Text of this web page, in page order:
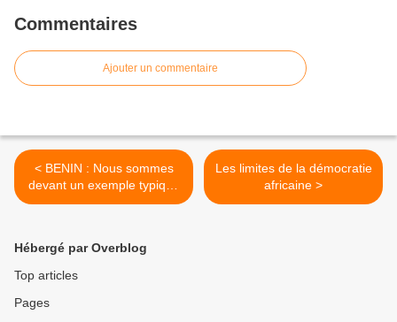
Commentaires
Ajouter un commentaire
< BENIN : Nous sommes
devant un exemple typique
d’un gouvernement de
Les limites de la démocratie
africaine >
Hébergé par Overblog
Top articles
Pages